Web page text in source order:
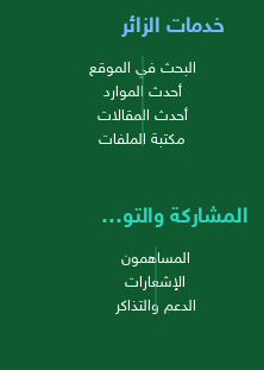
خدمات الزائر
البحث في الموقع
أحدث الموارد
أحدث المقالات
مكتبة الملفات
المشاركة والتواصل
المساهمون
الإشعارات
الدعم والتذاكر